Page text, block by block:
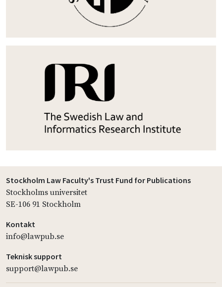
Stockholm Law Faculty's Trust Fund for Publications
Stockholms universitet
SE-106 91 Stockholm
Kontakt
info@lawpub.se
Teknisk support
support@lawpub.se